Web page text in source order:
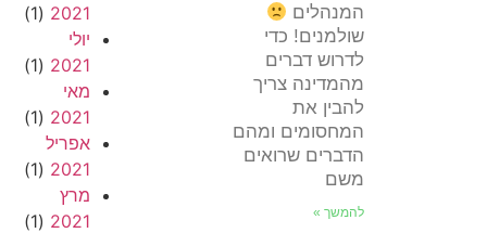
המנהלים
שולמנים! כדי
לדרוש דברים
מהמדינה צריך
להבין את
המחסומים ומהם
הדברים שרואים
משם
להמשך »
2021
(1)
יולי
2021
(1)
מאי
2021
(1)
אפריל
2021
(1)
מרץ
2021
(1)